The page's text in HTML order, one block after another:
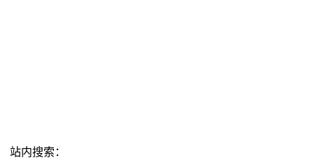
站内搜索：